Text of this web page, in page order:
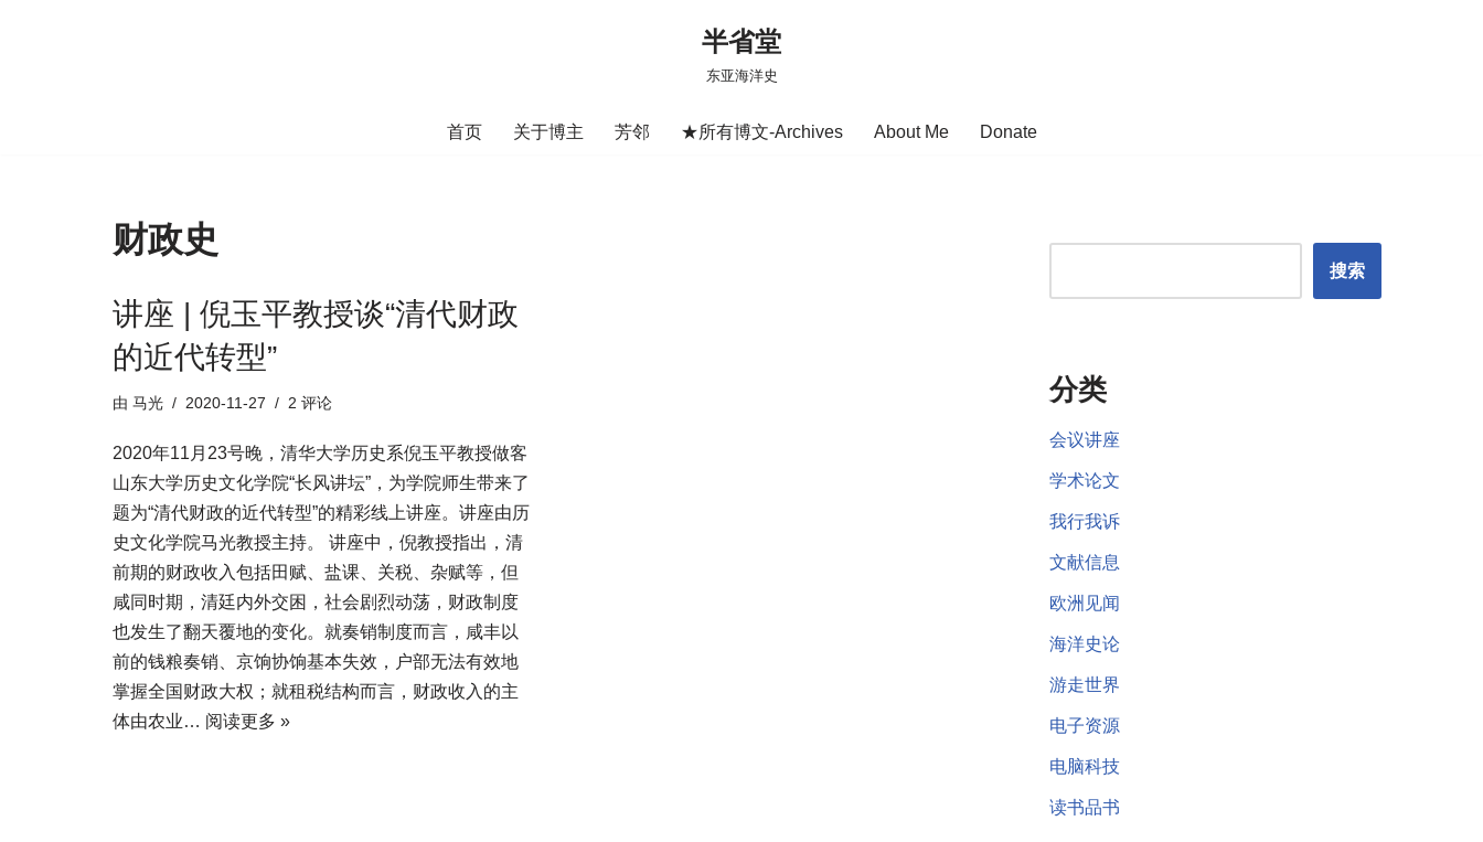
半省堂
东亚海洋史
首页 关于博主 芳邻 ★所有博文-Archives About Me Donate
财政史
讲座 | 倪玉平教授谈“清代财政
的近代转型”
由 马光 2020-11-27 2 评论
2020年11月23号晚，清华大学历史系倪玉平教授做客
山东大学历史文化学院“长风讲坛”，为学院师生带来了
题为“清代财政的近代转型”的精彩线上讲座。讲座由历
史文化学院马光教授主持。 讲座中，倪教授指出，清
前期的财政收入包括田赋、盐课、关税、杂赋等，但
咸同时期，清廷内外交困，社会剧烈动荡，财政制度
也发生了翻天覆地的变化。就奏销制度而言，咸丰以
前的钱粮奏销、京饷协饷基本失效，户部无法有效地
掌握全国财政大权；就租税结构而言，财政收入的主
体由农业… 阅读更多 »
搜索
分类
会议讲座
学术论文
我行我诉
文献信息
欧洲见闻
海洋史论
游走世界
电子资源
电脑科技
读书品书